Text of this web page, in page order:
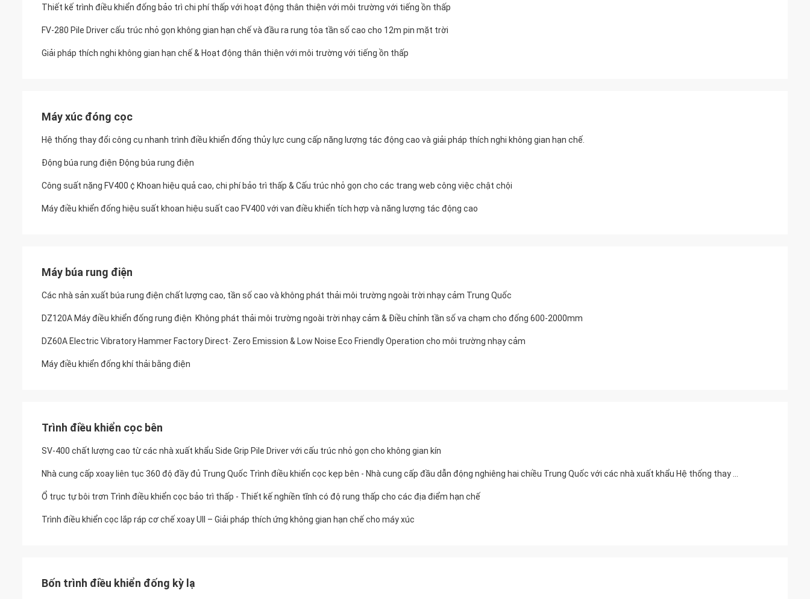
Thiết kế trình điều khiển đống bảo trì chi phí thấp với hoạt động thân thiện với môi trường với tiếng ồn thấp
FV-280 Pile Driver cấu trúc nhỏ gọn không gian hạn chế và đầu ra rung tỏa tần số cao cho 12m pin mặt trời
Giải pháp thích nghi không gian hạn chế & Hoạt động thân thiện với môi trường với tiếng ồn thấp
Máy xúc đóng cọc
Hệ thống thay đổi công cụ nhanh trình điều khiển đống thủy lực cung cấp năng lượng tác động cao và giải pháp thích nghi không gian hạn chế.
Động búa rung điện Động búa rung điện
Công suất nặng FV400 ¢ Khoan hiệu quả cao, chi phí bảo trì thấp & Cấu trúc nhỏ gọn cho các trang web công việc chật chội
Máy điều khiển đống hiệu suất khoan hiệu suất cao FV400 với van điều khiển tích hợp và năng lượng tác động cao
Máy búa rung điện
Các nhà sản xuất búa rung điện chất lượng cao, tần số cao và không phát thải môi trường ngoài trời nhạy cảm Trung Quốc
DZ120A Máy điều khiển đống rung điện ️ Không phát thải môi trường ngoài trời nhạy cảm & Điều chỉnh tần số va chạm cho đống 600-2000mm
DZ60A Electric Vibratory Hammer Factory Direct∙ Zero Emission & Low Noise Eco Friendly Operation cho môi trường nhạy cảm
Máy điều khiển đống khí thải bằng điện
Trình điều khiển cọc bên
SV-400 chất lượng cao từ các nhà xuất khẩu Side Grip Pile Driver với cấu trúc nhỏ gọn cho không gian kín
Ổ trục tự bôi trơn Trình điều khiển cọc bảo trì thấp - Thiết kế nghiền tĩnh có độ rung thấp cho các địa điểm hạn chế
Trình điều khiển cọc lắp ráp cơ chế xoay Ull – Giải pháp thích ứng không gian hạn chế cho máy xúc
Bốn trình điều khiển đống kỳ lạ